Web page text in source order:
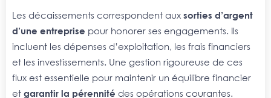
Les décaissements correspondent aux sorties d’argent
d’une entreprise pour honorer ses engagements. Ils
incluent les dépenses d’exploitation, les frais financiers
et les investissements. Une gestion rigoureuse de ces
flux est essentielle pour maintenir un équilibre financier
et garantir la pérennité des opérations courantes.